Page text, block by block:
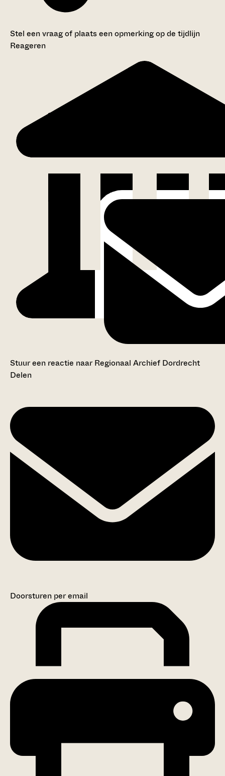
Stel een vraag of plaats een opmerking op de tijdlijn
Reageren
Stuur een reactie naar Regionaal Archief Dordrecht
Delen
Doorsturen per email